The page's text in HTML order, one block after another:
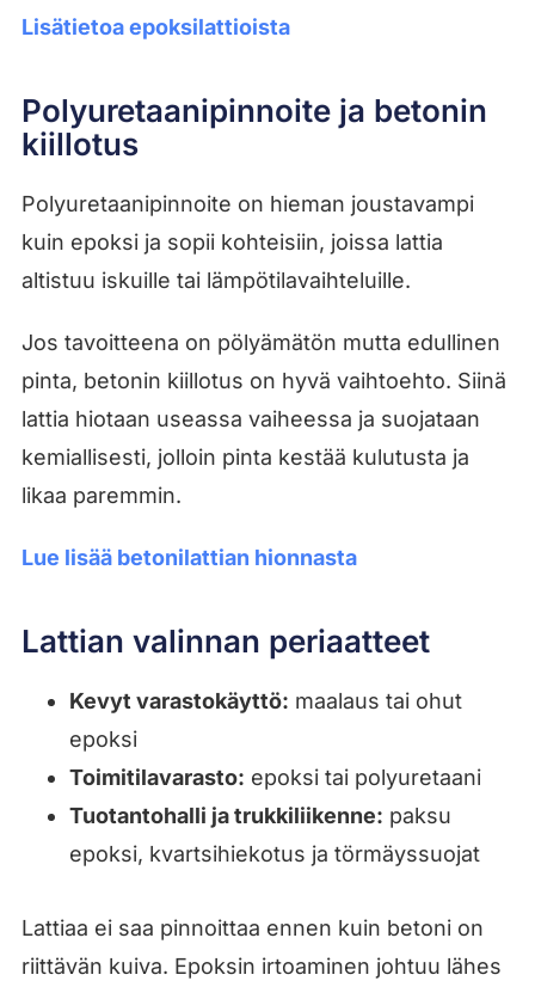
Lisätietoa epoksilattioista
Polyuretaanipinnoite ja betonin
kiillotus
Polyuretaanipinnoite on hieman joustavampi
kuin epoksi ja sopii kohteisiin, joissa lattia
altistuu iskuille tai lämpötilavaihteluille.
Jos tavoitteena on pölyämätön mutta edullinen
pinta, betonin kiillotus on hyvä vaihtoehto. Siinä
lattia hiotaan useassa vaiheessa ja suojataan
kemiallisesti, jolloin pinta kestää kulutusta ja
likaa paremmin.
Lue lisää betonilattian hionnasta
Lattian valinnan periaatteet
Kevyt varastokäyttö: maalaus tai ohut
epoksi
Toimitilavarasto: epoksi tai polyuretaani
Tuotantohalli ja trukkiliikenne: paksu
epoksi, kvartsihiekotus ja törmäyssuojat
Lattiaa ei saa pinnoittaa ennen kuin betoni on
riittävän kuiva. Epoksin irtoaminen johtuu lähes